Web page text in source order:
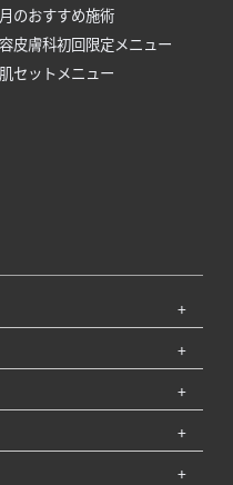
のおすすめ施術
皮膚科初回限定メニュー
セットメニュー